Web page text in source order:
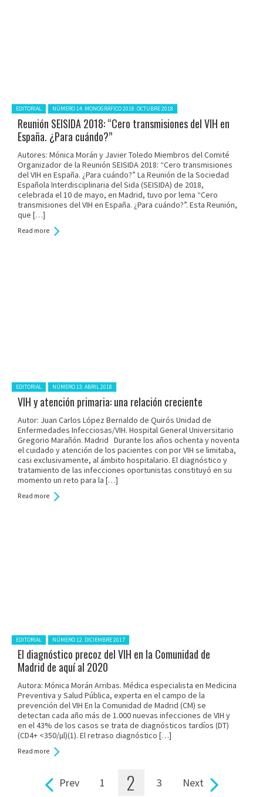
Posted in:
EDITORIAL NÚMERO 14. MONOGRÁFICO 2018. OCTUBRE 2018
Reunión SEISIDA 2018: “Cero transmisiones del VIH en
España. ¿Para cuándo?”
Autores: Mónica Morán y Javier Toledo Miembros del Comité
Organizador de la Reunión SEISIDA 2018: “Cero transmisiones
del VIH en España. ¿Para cuándo?” La Reunión de la Sociedad
Española Interdisciplinaria del Sida (SEISIDA) de 2018,
celebrada el 10 de mayo, en Madrid, tuvo por lema “Cero
transmisiones del VIH en España. ¿Para cuándo?”. Esta Reunión,
que […]
Read more
Posted in:
EDITORIAL NÚMERO 13. ABRIL 2018
VIH y atención primaria: una relación creciente
Autor: Juan Carlos López Bernaldo de Quirós Unidad de
Enfermedades Infecciosas/VIH. Hospital General Universitario
Gregorio Marañón. Madrid Durante los años ochenta y noventa
el cuidado y atención de los pacientes con por VIH se limitaba,
casi exclusivamente, al ámbito hospitalario. El diagnóstico y
tratamiento de las infecciones oportunistas constituyó en su
momento un reto para la […]
Read more
Posted in:
EDITORIAL NÚMERO 12. DICIEMBRE 2017
El diagnóstico precoz del VIH en la Comunidad de
Madrid de aquí al 2020
Autora: Mónica Morán Arribas. Médica especialista en Medicina
Preventiva y Salud Pública, experta en el campo de la
prevención del VIH En la Comunidad de Madrid (CM) se
detectan cada año más de 1.000 nuevas infecciones de VIH y
en el 43% de los casos se trata de diagnósticos tardíos (DT)
(CD4+ <350/µl)(1). El retraso diagnóstico […]
Read more
Prev 1 2 3 Next